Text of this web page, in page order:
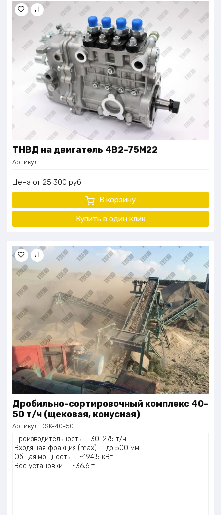
ТНВД на двигатель 4B2-75M22
Артикул:
Цена 25 300 руб.
В корзину
Купить в один клик
Дробильно-сортировочный комплекс 40-
50 т/ч (щековая, конусная)
Артикул: DSK-40-50
Производительность — 30–275 т/ч
Входящая фракция (max) — до 500 мм
Общая мощность — ~194,5 кВт
Вес установки — ~36,6 т